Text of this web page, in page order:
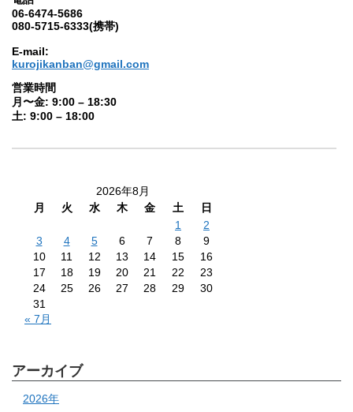
06-6474-5686
080-5715-6333(携帯)
E-mail:
kurojikanban@gmail.com
営業時間
月〜金: 9:00 – 18:30
土: 9:00 – 18:00
2026年8月
月
火 水 木 金 土
日
1
2
3
4 5 6 7 8
9
10
11 12 13 14 15
16
17
18 19 20 21 22
23
24
25 26 27 28 29
30
31
« 7月
アーカイブ
2026年